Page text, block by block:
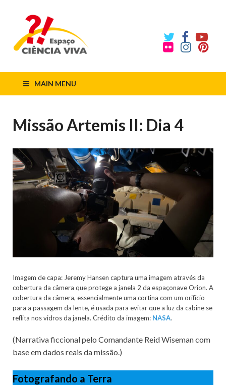
MAIN MENU
Missão Artemis II: Dia 4
Imagem de capa: Jeremy Hansen captura uma imagem através da
cobertura da câmera que protege a janela 2 da espaçonave Orion. A
cobertura da câmera, essencialmente uma cortina com um orifício
para a passagem da lente, é usada para evitar que a luz da cabine se
reflita nos vidros da janela. Crédito da imagem: NASA.
(Narrativa ficcional pelo Comandante Reid Wiseman com
base em dados reais da missão.)
Fotografando a Terra